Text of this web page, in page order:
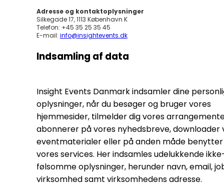
Adresse og kontaktoplysninger
Silkegade 17, 1113 København K
Telefon: +45 35 25 35 45
E-mail: info@insightevents.dk
Indsamling af data
Insight Events Danmark indsamler dine
oplysninger, når du besøger og bruger vores
hjemmesider, tilmelder dig vores
abonnerer på vores nyhedsbreve, downloader
eventmaterialer eller på anden måde benytter
vores services. Her indsamles udelukkende
følsomme oplysninger, herunder navn, email,
virksomhed samt virksomhedens adresse.